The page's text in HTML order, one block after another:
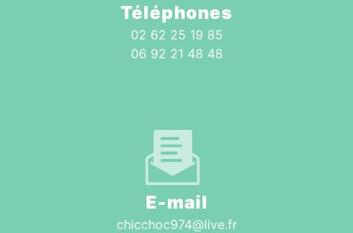
Téléphones
02 62 25 19 85
06 92 21 48 48
E-mail
chicchoc974@live.fr